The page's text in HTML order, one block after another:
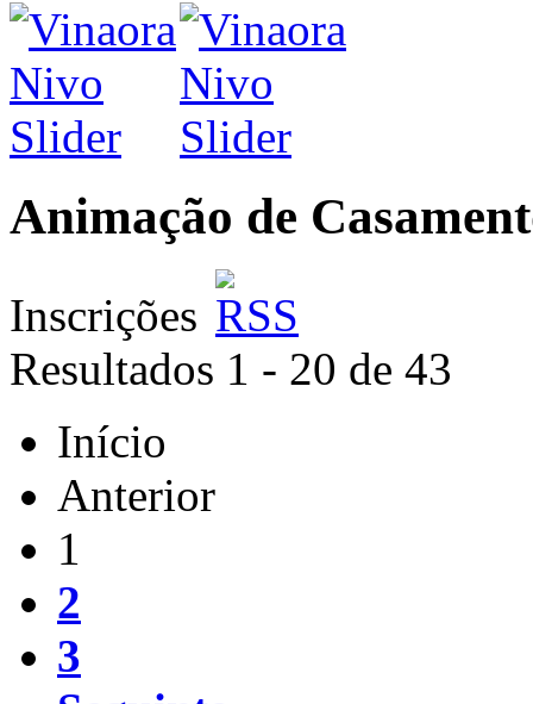
Animação de
Inscrições
Resultados 1 - 20 de 43
Início
Anterior
1
2
3